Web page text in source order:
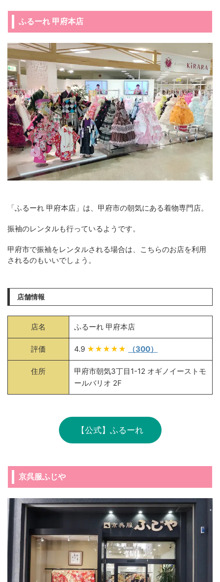
ふるーれ 甲府本店
「ふるーれ 甲府本店」は、甲府市の朝気にある着物専門店。
振袖のレンタルも行っているようです。
甲府市で振袖をレンタルされる場合は、こちらのお店を利用
されるのもいいでしょう。
店舗情報
店名 ふるーれ 甲府本店
評価 4.9 ★★★★★ （300）
住所
甲府市朝気3丁目1-12 オギノイーストモ
ールバリオ 2F
【公式】ふるーれ
京呉服ふじや